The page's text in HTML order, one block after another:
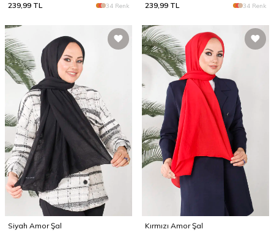
239,99 TL 34 Renk 239,99 TL 34 Renk
Siyah Amor Şal Kırmızı Amor Şal